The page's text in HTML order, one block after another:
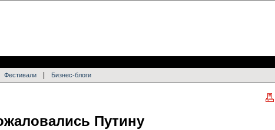
Фестивали Бизнес-блоги
Путину